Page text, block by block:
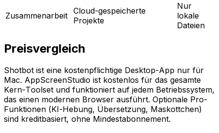
Zusammenarbeit Cloud-gespeicherte
Projekte
Nur
lokale
Dateien
Preisvergleich
Shotbot ist eine kostenpflichtige Desktop-App nur für
Mac. AppScreenStudio ist kostenlos für das gesamte
Kern-Toolset und funktioniert auf jedem Betriebssystem,
das einen modernen Browser ausführt. Optionale Pro-
Funktionen (KI-Hebung, Übersetzung, Maskottchen)
sind kreditbasiert, ohne Mindestabonnement.